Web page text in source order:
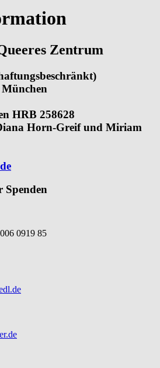
Zentrum
HRB 258628
Horn-Greif und Miriam
0919 85